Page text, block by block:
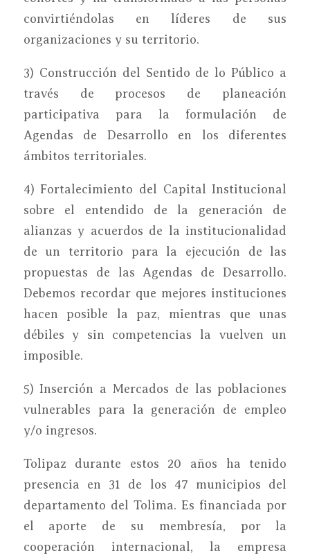
convirtiéndolas en líderes de sus
organizaciones y su territorio.
3) Construcción del Sentido de lo Público a
través de procesos de planeación
participativa para la formulación de
Agendas de Desarrollo en los diferentes
ámbitos territoriales.
4) Fortalecimiento del Capital Institucional
sobre el entendido de la generación de
alianzas y acuerdos de la institucionalidad
de un territorio para la ejecución de las
propuestas de las Agendas de Desarrollo.
Debemos recordar que mejores instituciones
hacen posible la paz, mientras que unas
débiles y sin competencias la vuelven un
imposible.
5) Inserción a Mercados de las poblaciones
vulnerables para la generación de empleo
y/o ingresos.
Tolipaz durante estos 20 años ha tenido
presencia en 31 de los 47 municipios del
departamento del Tolima. Es financiada por
el aporte de su membresía, por la
cooperación internacional, la empresa